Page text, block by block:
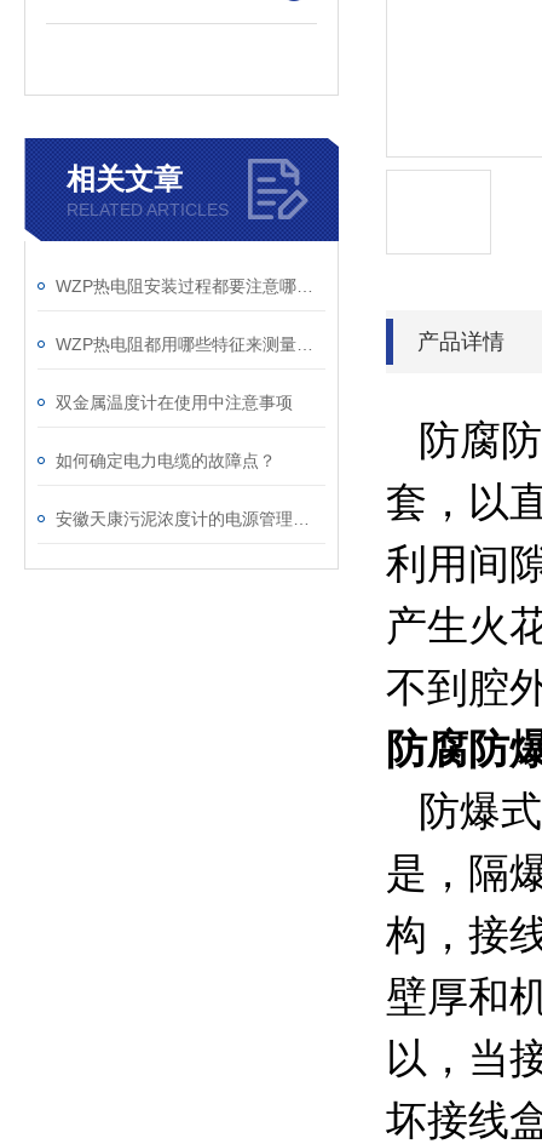
相关文章
RELATED ARTICLES
双金属温度计在使用中注意事项
如何确定电力电缆的故障点？
产品详情
防腐
套，以
利用间
产生火
不到腔
防腐防
防爆
是，隔
构，接
壁厚和
以，当
坏接线